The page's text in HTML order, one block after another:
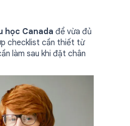
học Canada để vừa đủ
checklist cần thiết từ
làm sau khi đặt chân